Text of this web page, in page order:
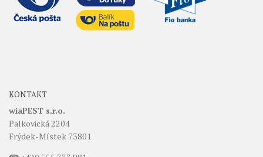
KONTAKT
wiaPEST s.r.o.
Palkovická 2204
Frýdek-Místek 73801